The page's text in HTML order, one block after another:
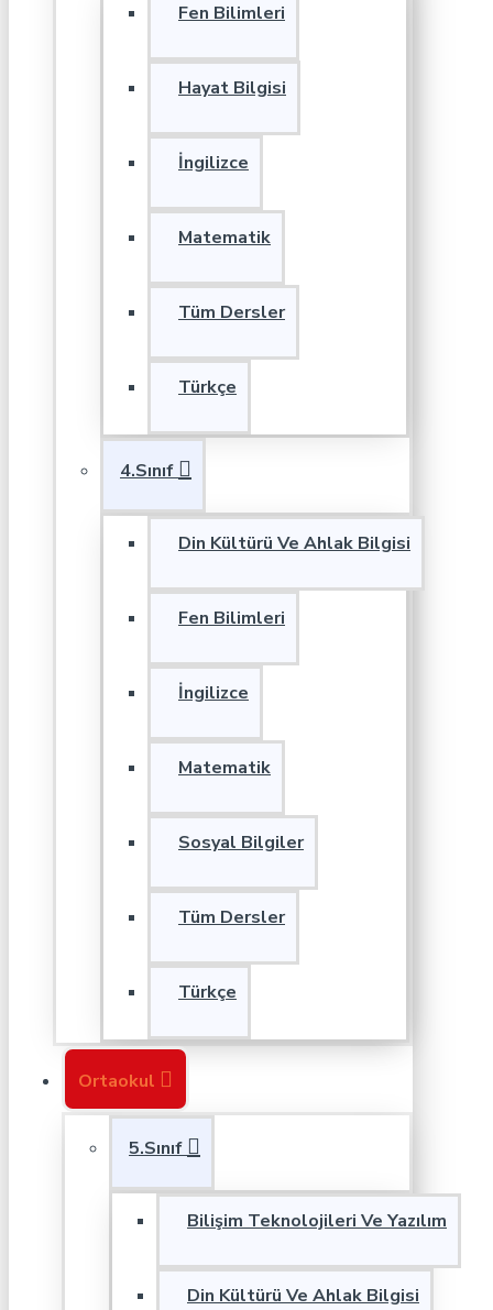
Fen Bilimleri
Hayat Bilgisi
İngilizce
Matematik
Tüm Dersler
Türkçe
4.Sınıf
Din Kültürü Ve Ahlak Bilgisi
Fen Bilimleri
İngilizce
Matematik
Sosyal Bilgiler
Tüm Dersler
Türkçe
Ortaokul
5.Sınıf
Bilişim Teknolojileri Ve Yazılım
Din Kültürü Ve Ahlak Bilgisi